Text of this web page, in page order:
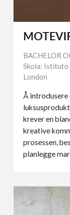
BACHELOR
Skola:
London
Å
krever en
kreative
prosessen,
planlegge